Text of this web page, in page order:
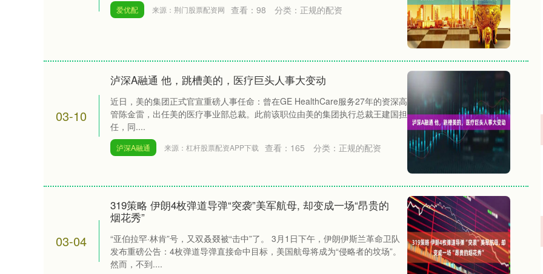
爱优配 来源：荆门股票配资网 查看： 98 分类： 正规的配资
03-10
泸深A融通 他，跳槽美的，医疗巨头人事大变动
近日，美的集团正式官宣重磅人事任命：曾在GE HealthCare服务27年的资深高
管陈金雷，出任美的医疗事业部总裁。此前该职位由美的集团执行总裁王建国担
任，同....
泸深A融通 来源：杠杆股票配资APP下载 查看： 165 分类： 正规的配资
03-04
319策略 伊朗4枚弹道导弹“突袭”美军航母, 却变成一场“昂贵的
烟花秀”
“亚伯拉罕·林肯”号，又双叒叕被“击中”了。 3月1日下午，伊朗伊斯兰革命卫队
发布重磅公告：4枚弹道导弹直接命中目标，美国航母将成为“侵略者的坟场”。
然而，不到....